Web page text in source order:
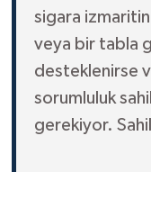
sigara
veya bir tabla
desteklenirse
sorumluluk
gerekiyor.